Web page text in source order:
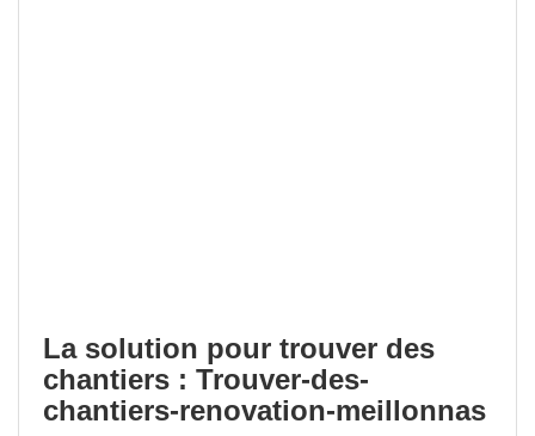
La solution pour trouver des
chantiers : Trouver-des-
chantiers-renovation-meillonnas